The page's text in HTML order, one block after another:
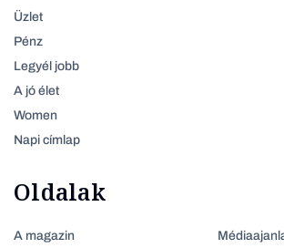
Üzlet
Pénz
Legyél jobb
A jó élet
Women
Napi címlap
Oldalak
A magazin